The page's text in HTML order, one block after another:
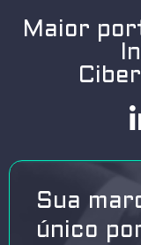
Maior
Sua
único